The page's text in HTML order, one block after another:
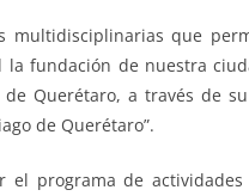
multidisciplinarias que
fundación de nuestra
Querétaro, a través de
de Querétaro”.
el programa de